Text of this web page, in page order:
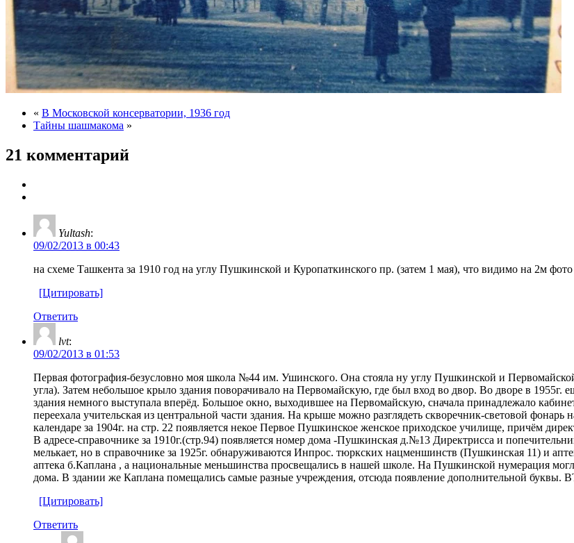
« В Московской консерватории, 1936 год
Тайны шашмакома »
21 комментарий
Yultash:
09/02/2013 в 00:43
на схеме Ташкента за 1910 год на углу Пушкинской и Куропаткинского пр. (затем 1 мая), что видимо на 2м
[Цитировать]
Ответить
lvt:
09/02/2013 в 01:53
Первая фотография-безусловно моя школа №44 им. Ушинского. Она стояла ну углу Пушкинской и
угла). Затем небольшое крыло здания поворачивало на Первомайскую, где был вход во двор. Во дворе в 1955г.
здания немного выступала вперёд. Большое окно, выходившее на Первомайскую, сначала принадлежало
переехала учительская из центральной части здания. На крыше можно разглядеть скворечник-световой
календаре за 1904г. на стр. 22 появляется некое Первое Пушкинское женское приходское училище, причём
В адресе-справочнике за 1910г.(стр.94) появляется номер дома -Пушкинская д.№13 Директрисса и
мелькает, но в справочнике за 1925г. обнаруживаются Инпрос. тюркских нацменшинств (Пушкинская 11) и
аптека б.Каплана , а национальные меньшинства просвещались в нашей школе. На Пушкинской нумерация
дома. В здании же Каплана помещались самые разные учреждения, отсюда появление дополнительной
[Цитировать]
Ответить